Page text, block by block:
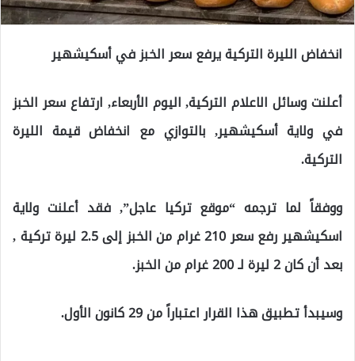
انخفاض الليرة التركية يرفع سعر الخبز في أسكيشهير
أعلنت وسائل الاعلام التركية, اليوم الأربعاء, ارتفاع سعر الخبز
في ولاية أسكيشهير, بالتوازي مع انخفاض قيمة الليرة
التركية.
ووفقاً لما ترجمه “موقع تركيا عاجل”, فقد أعلنت ولاية
اسكيشهير رفع سعر 210 غرام من الخبز إلى 2.5 ليرة تركية ,
بعد أن كان 2 ليرة لـ 200 غرام من الخبز.
وسيبدأ تطبيق هذا القرار اعتباراً من 29 كانون الأول.